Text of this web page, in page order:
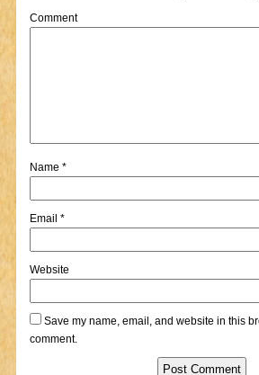
Comment
Name *
Email *
Website
Save my name, email, and website in this
comment.